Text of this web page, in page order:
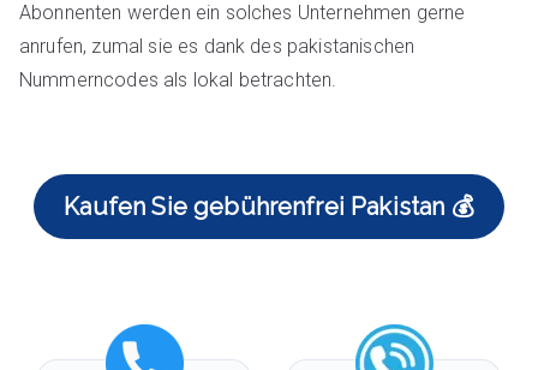
Abonnenten werden ein solches Unternehmen gerne
anrufen, zumal sie es dank des pakistanischen
Nummerncodes als lokal betrachten.
Kaufen Sie gebührenfrei Pakistan 💰